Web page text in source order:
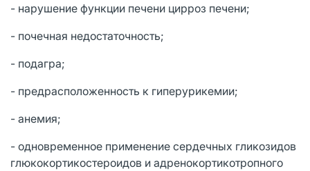
- нарушение функции печени цирроз печени;
- почечная недостаточность;
- подагра;
- предрасположенность к гиперурикемии;
- анемия;
- одновременное применение сердечных гликозидов
глюкокортикостероидов и адренокортикотропного